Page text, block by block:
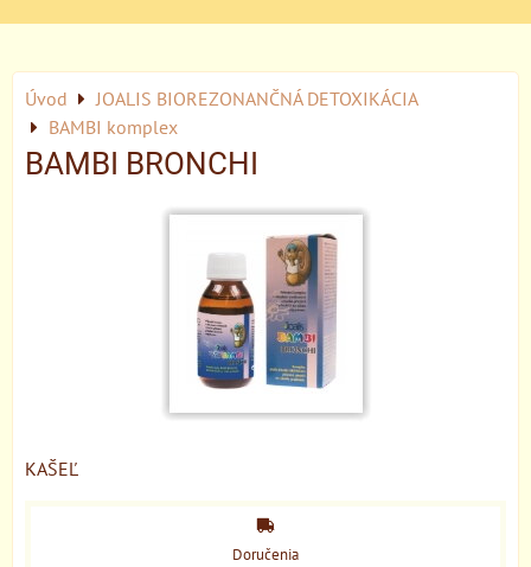
Úvod
JOALIS BIOREZONANČNÁ DETOXIKÁCIA
BAMBI komplex
BAMBI BRONCHI
KAŠEĽ
Doručenia